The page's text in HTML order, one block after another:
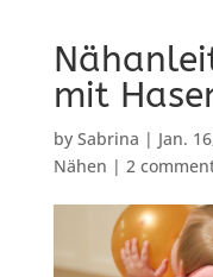
mit
by Sabrina | Jan.
Nähen | 2